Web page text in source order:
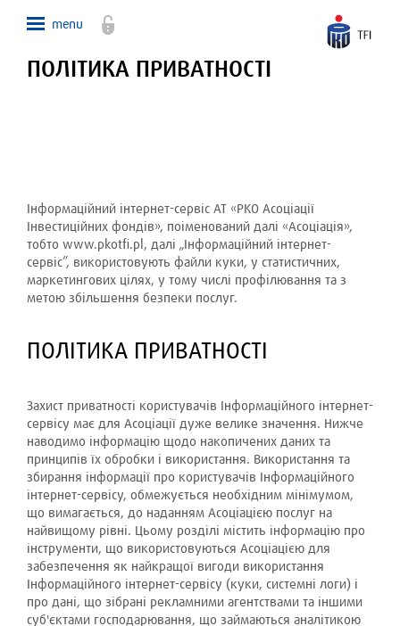
ПОЛІТИКА ПРИВАТНОСТІ
Інформаційний інтернет-сервіс АТ «РКО Асоціації
Інвестиційних фондів», поіменований далі «Асоціація»,
тобто www.pkotfi.pl, далі „Інформаційний інтернет-
сервіс”, використовують файли куки, у статистичних,
маркетингових цілях, у тому числі профілювання та з
метою збільшення безпеки послуг.
ПОЛІТИКА ПРИВАТНОСТІ
Захист приватності користувачів Інформаційного інтернет-
сервісу має для Асоціації дуже велике значення. Нижче
наводимо інформацію щодо накопичених даних та
принципів їх обробки і використання. Використання та
збирання інформації про користувачів Інформаційного
інтернет-сервісу, обмежується необхідним мінімумом,
що вимагається, до наданням Асоціацією послуг на
найвищому рівні. Цьому розділі містить інформацію про
інструменти, що використовуються Асоціацією для
забезпечення як найкращої вигоди використання
Інформаційного інтернет-сервісу (куки, системні логи) і
про дані, що зібрані рекламними агентствами та іншими
суб'єктами господарювання, що займаються аналітикою